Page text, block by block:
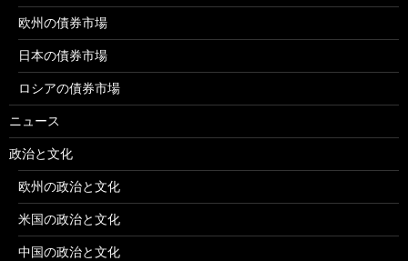
欧州の債券市場
日本の債券市場
ロシアの債券市場
ニュース
政治と文化
欧州の政治と文化
米国の政治と文化
中国の政治と文化